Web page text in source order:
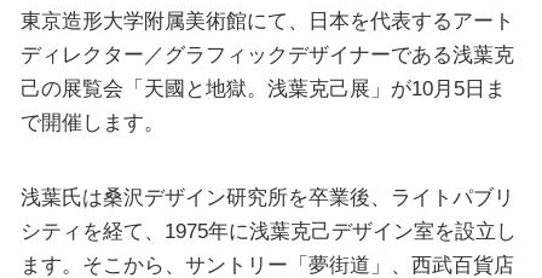
東京造形大学附属美術館にて、日本を代表するアート
ディレクター／グラフィックデザイナーである浅葉克
己の展覧会「天國と地獄。浅葉克己展」が10月5日ま
で開催します。
浅葉氏は桑沢デザイン研究所を卒業後、ライトパブリ
シティを経て、1975年に浅葉克己デザイン室を設立し
ます。そこから、サントリー「夢街道」、西武百貨店